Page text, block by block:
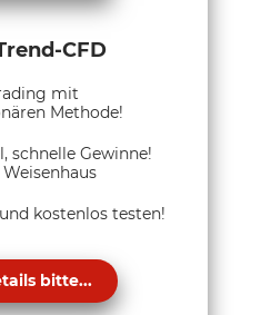
CFD
mit
Methode!
schnelle Gewinne!
kostenlos testen!
bitte...